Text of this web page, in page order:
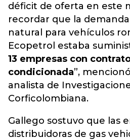
déficit de oferta en este
recordar que la
natural para vehículos
Ecopetrol estaba
13 empresas con
condicionada”,
analista de
Corficolombiana.
Gallego sostuvo que las
distribuidoras de gas